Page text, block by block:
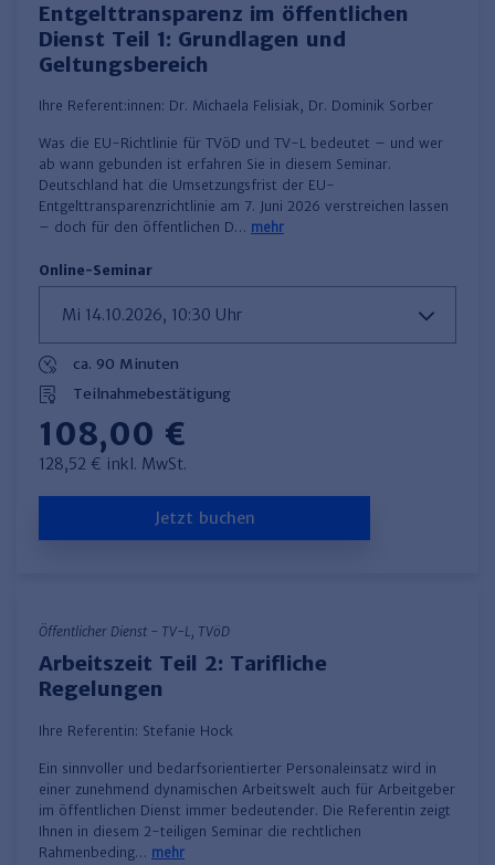
Entgelttransparenz im öffentlichen
Dienst Teil 1: Grundlagen und
Geltungsbereich
Ihre Referent:innen: Dr. Michaela Felisiak, Dr. Dominik Sorber
Was die EU-Richtlinie für TVöD und TV-L bedeutet – und wer
ab wann gebunden ist erfahren Sie in diesem Seminar.
Deutschland hat die Umsetzungsfrist der EU-
Entgelttransparenzrichtlinie am 7. Juni 2026 verstreichen lassen
– doch für den öffentlichen D… mehr
Online-Seminar
ca. 90 Minuten
Teilnahmebestätigung
108,00 €
128,52 € inkl. MwSt.
Jetzt buchen
Öffentlicher Dienst - TV-L, TVöD
Arbeitszeit Teil 2: Tarifliche
Regelungen
Ihre Referentin: Stefanie Hock
Ein sinnvoller und bedarfsorientierter Personaleinsatz wird in
einer zunehmend dynamischen Arbeitswelt auch für Arbeitgeber
im öffentlichen Dienst immer bedeutender. Die Referentin zeigt
Ihnen in diesem 2-teiligen Seminar die rechtlichen
Rahmenbeding… mehr